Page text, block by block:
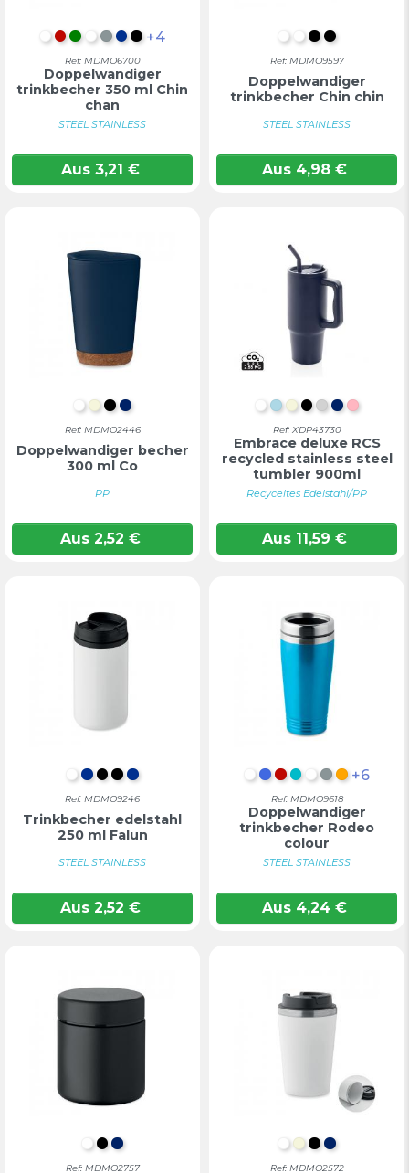
WEIß
RotGrün
Weiß
Mattes Silber
BlauSchwarz
+4
Ref: MDMO6700
Doppelwandiger
trinkbecher 350 ml Chin
chan
STEEL STAINLESS
Aus3,21 €
WEIß
Weiß
Schwarz
SCHWARZ
Ref: MDMO9597
Doppelwandiger
trinkbecher Chin chin
STEEL STAINLESS
Aus 4,98 €
WEIß
BEIGE
SCHWARZ
MARINEBLAU
Ref: MDMO2446
Doppelwandiger becher
300 ml Co
PP
Aus2,52 €
WEIß
HELLBLAU
BEIGE
SCHWARZ
SILBERROSA
Ref: XDP43730
Embrace deluxe RCS
recycled stainless steel
tumbler 900ml
Recyceltes Edelstahl/PP
Aus 11,59 €
WEIß
BlauSchwarz
SCHWARZ
BLAU
Ref: MDMO9246
Trinkbecher edelstahl
250 ml Falun
STEEL STAINLESS
Aus2,52 €
WEIß
KÖNIGSBLAU
RotTÜRKIS
Weiß
Mattes
Orange
+6
Ref: MDMO9618
Doppelwandiger
trinkbecher Rodeo
colour
STEEL STAINLESS
Aus 4,24 €
WEIß
SCHWARZ
MARINEBLAU
Ref: MDMO2757
WEIß
BEIGE
SCHWARZ
Ref: MDMO2572